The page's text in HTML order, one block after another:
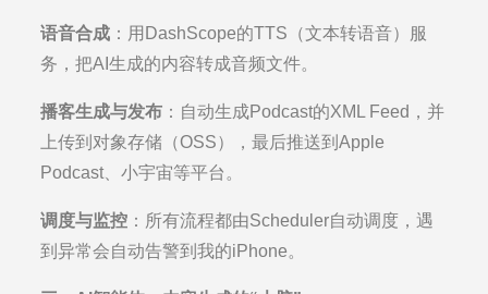
语音合成 ：用DashScope的TTS（文本转语音）服
务，把AI生成的内容转成音频文件。
播客生成与发布 ：自动生成Podcast的XML Feed，并
上传到对象存储（OSS），最后推送到Apple
Podcast、小宇宙等平台。
调度与监控 ：所有流程都由Scheduler自动调度，遇
到异常会自动告警到我的iPhone。